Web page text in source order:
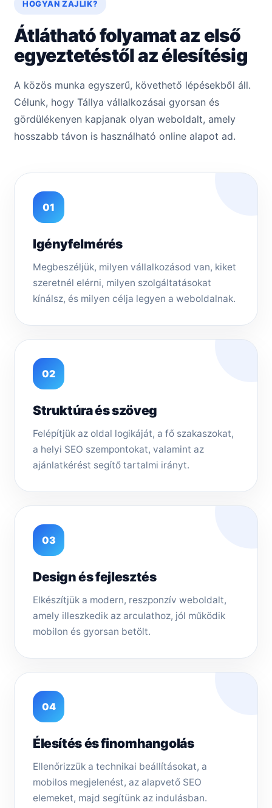
HOGYAN ZAJLIK?
Átlátható folyamat az első
egyeztetéstől az élesítésig
A közös munka egyszerű, követhető lépésekből áll.
Célunk, hogy Tállya vállalkozásai gyorsan és
gördülékenyen kapjanak olyan weboldalt, amely
hosszabb távon is használható online alapot ad.
01
Igényfelmérés
Megbeszéljük, milyen vállalkozásod van, kiket
szeretnél elérni, milyen szolgáltatásokat
kínálsz, és milyen célja legyen a weboldalnak.
02
Struktúra és szöveg
Felépítjük az oldal logikáját, a fő szakaszokat,
a helyi SEO szempontokat, valamint az
ajánlatkérést segítő tartalmi irányt.
03
Design és fejlesztés
Elkészítjük a modern, reszponzív weboldalt,
amely illeszkedik az arculathoz, jól működik
mobilon és gyorsan betölt.
04
Élesítés és finomhangolás
Ellenőrizzük a technikai beállításokat, a
mobilos megjelenést, az alapvető SEO
elemeket, majd segítünk az indulásban.